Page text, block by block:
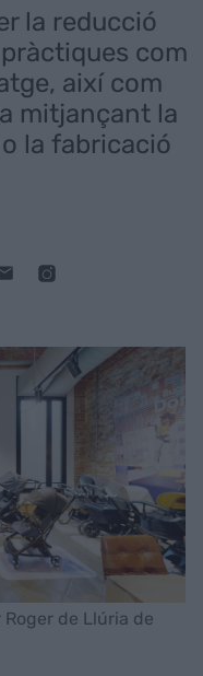
la reducció
com
així com
mitjançant la
la fabricació
de Llúria de